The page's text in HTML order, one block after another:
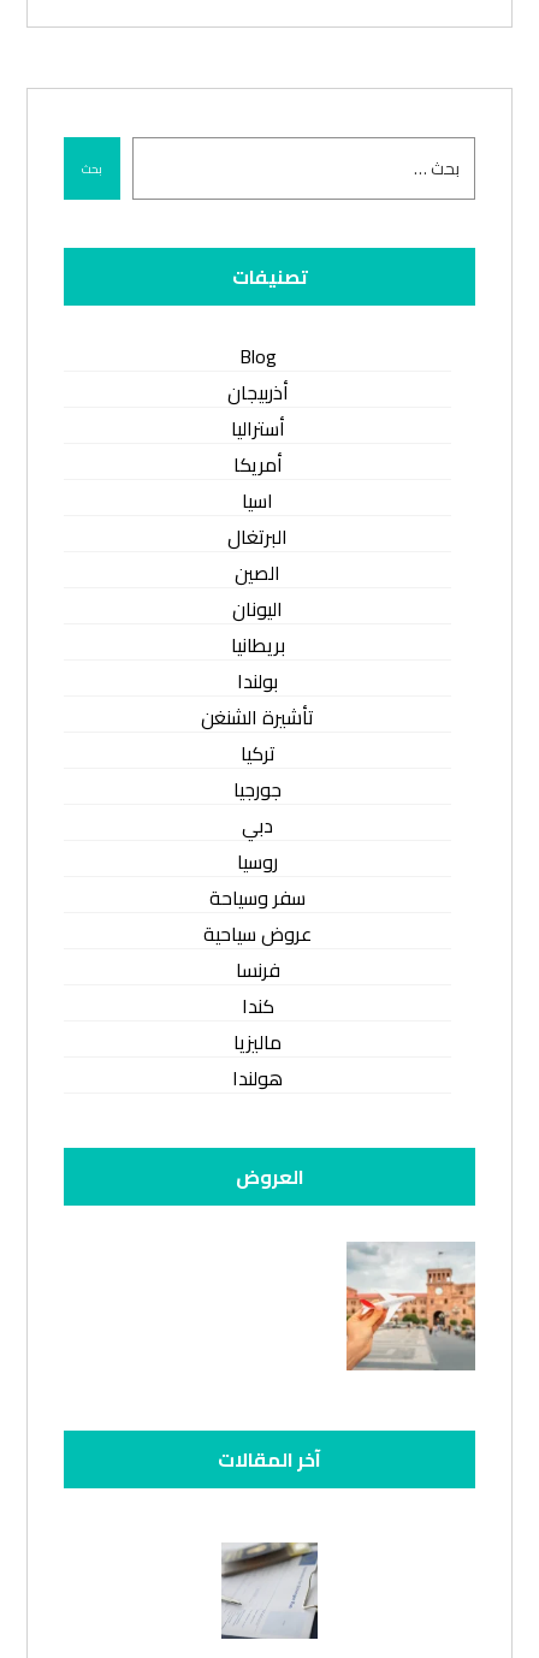
بحث
تصنيفات
Blog
أذربيجان
أستراليا
أمريكا
اسيا
البرتغال
الصين
اليونان
بريطانيا
بولندا
تأشيرة الشنغن
تركيا
جورجيا
دبي
روسيا
سفر وسياحة
عروض سياحية
فرنسا
كندا
ماليزيا
هولندا
العروض
آخر المقالات